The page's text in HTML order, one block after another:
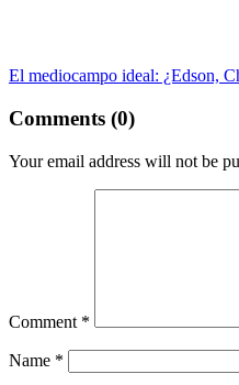
El mediocampo ideal: ¿Edson,
Comments (0)
Your email address will not be
Comment *
Name *